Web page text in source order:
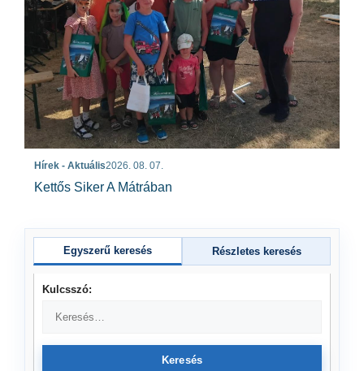
Hírek - Aktuális2026. 08. 07.
Kettős Siker A Mátrában
Egyszerű keresés Részletes keresés
Kulcsszó:
Keresés